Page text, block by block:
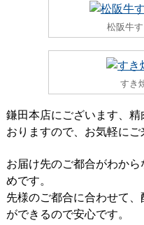
松阪牛
すき
鎌田本店にございます、
おりますので、お気軽にご
お届け先のご都合がわか
めです。
先様のご都合に合わせて
ができるので安心です。